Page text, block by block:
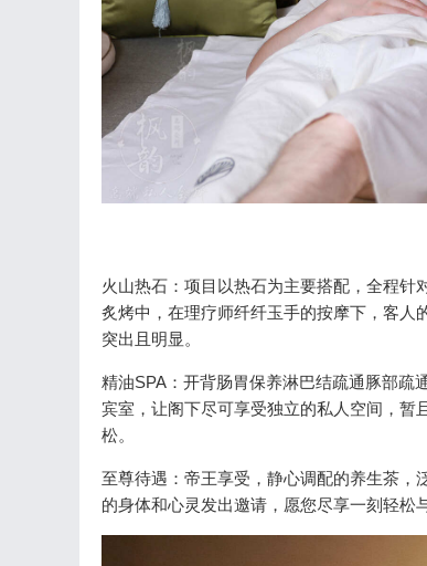
火山热石：项目以热石为主要搭配，全程
炙烤中，在理疗师纤纤玉手的按摩下，客人
突出且明显。
精油SPA：开背肠胃保养淋巴结疏通豚部疏
宾室，让阁下尽可享受独立的私人空间，暂
松。
至尊待遇：帝王享受，静心调配的养生茶，
的身体和心灵发出邀请，愿您尽享一刻轻松